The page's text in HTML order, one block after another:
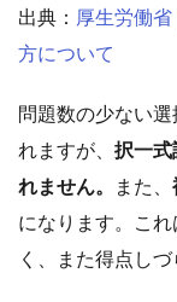
出典： 厚生労働
方について
問題数の少ない
れますが、 択一
れません。 また、
になります。こ
く、また得点し